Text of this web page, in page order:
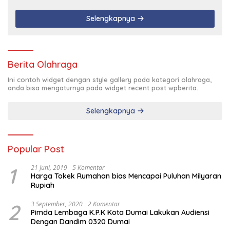
Selengkapnya
Berita Olahraga
Ini contoh widget dengan style gallery pada kategori olahraga,
anda bisa mengaturnya pada widget recent post wpberita.
Selengkapnya
Popular Post
1 21 Juni, 2019 5 Komentar
Harga Tokek Rumahan bias Mencapai Puluhan Milyaran
Rupiah
2 3 September, 2020 2 Komentar
Pimda Lembaga K.P.K Kota Dumai Lakukan Audiensi
Dengan Dandim 0320 Dumai